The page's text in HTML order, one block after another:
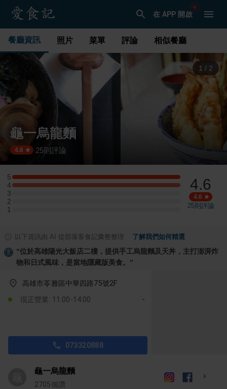
在 APP 開啟
餐廳資訊 照片 菜單 評論 相似餐廳
1 / 2
龜一烏龍麵
4.6 ·25則評論
5
5 星：2 則評論
4
4 星：2 則評論
3
3 星：0 則評論
2
2 星：0 則評論
1
1 星：0 則評論
4.6
4.6
25則評論
以下資訊由 AI 從部落客食記彙整整理 了解我們如何精選
“位於高雄陽光大飯店二樓，提供手工烏龍麵及天丼，主打澎湃炸
物和日式風味，是當地隱藏版美食。 ”
高雄市苓雅區中華四路75號2F
現正營業: 11:00-14:00
073320888
龜一烏龍麵
2705個讚